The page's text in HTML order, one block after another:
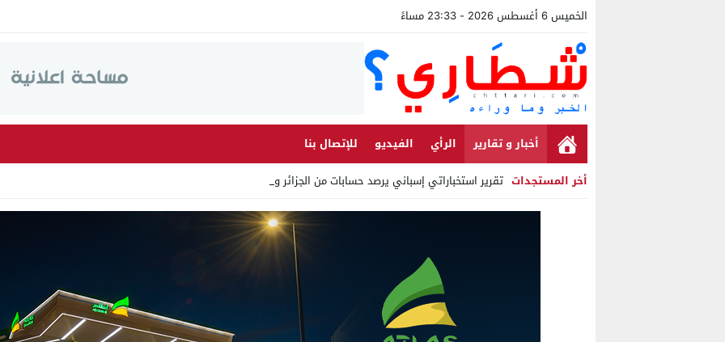
الخميس 6 أغسطس 2026 - 23:33 مساءً
أخبار و تقارير الرأي الفيديو
للإتصال بنا
أخر المستجدات تقرير استخباراتي إسباني يرصد حسابات من الجزائر وأرقاما بـ _
Stop